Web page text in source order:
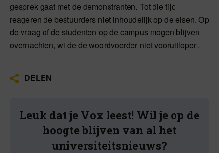
gesprek gaat met de demonstranten. Tot die tijd
reageren de bestuurders niet inhoudelijk op de eisen. Op
de vraag of de studenten op de campus mogen blijven
overnachten, wilde de woordvoerder niet vooruitlopen.
DELEN
Leuk dat je Vox leest! Wil je op de
hoogte blijven van al het
universiteitsnieuws?